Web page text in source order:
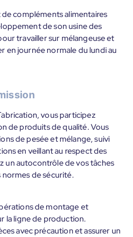
compléments alimentaires
de son usine des
travailler sur mélangeuse et
en journée normale du lundi au
vous participez
de produits de qualité. Vous
de pesée et mélange, suivi
en veillant au respect des
un autocontrôle de vos tâches
de sécurité.
de montage et
la ligne de production.
avec précaution et assurer un